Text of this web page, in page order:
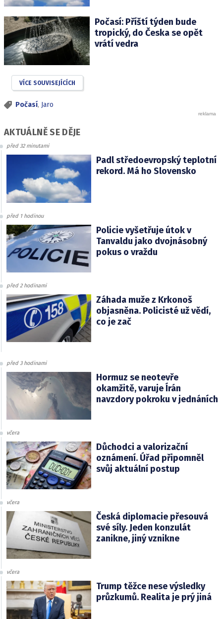
Počasí: Příští týden bude
tropický, do Česka se opět
vrátí vedra
VÍCE SOUVISEJÍCÍCH
Počasí, Jaro
AKTUÁLNĚ SE DĚJE
před 32 minutami
Padl středoevropský teplotní
rekord. Má ho Slovensko
před 1 hodinou
Policie vyšetřuje útok v
Tanvaldu jako dvojnásobný
pokus o vraždu
před 2 hodinami
Záhada muže z Krkonoš
objasněna. Policisté už vědí,
co je zač
před 3 hodinami
Hormuz se neotevře
okamžitě, varuje Írán
navzdory pokroku v jednáních
včera
Důchodci a valorizační
oznámení. Úřad připomněl
svůj aktuální postup
včera
Česká diplomacie přesouvá
své síly. Jeden konzulát
zanikne, jiný vznikne
včera
Trump těžce nese výsledky
průzkumů. Realita je prý jiná